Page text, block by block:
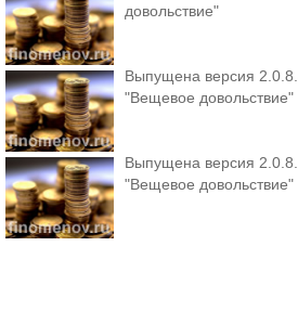
довольствие"
Выпущена версия
"Вещевое довольствие"
Выпущена версия
"Вещевое довольствие"